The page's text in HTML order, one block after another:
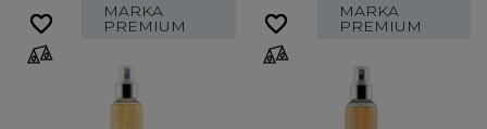
MARKA
PREMIUM
favorite_border
favorite_border MARKA
PREMIUM
favorite_border
favorite_border